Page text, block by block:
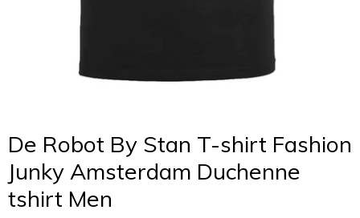
De Robot By Stan T-shirt Fashion
Junky Amsterdam Duchenne
tshirt Men